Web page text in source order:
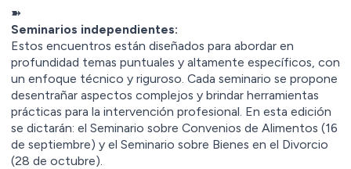
➽
Seminarios independientes:
Estos encuentros están diseñados para abordar en
profundidad temas puntuales y altamente específicos, con
un enfoque técnico y riguroso. Cada seminario se propone
desentrañar aspectos complejos y brindar herramientas
prácticas para la intervención profesional. En esta edición
se dictarán: el Seminario sobre Convenios de Alimentos (16
de septiembre) y el Seminario sobre Bienes en el Divorcio
(28 de octubre).